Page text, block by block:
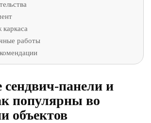
работы
сендвич-панели и
популярны во
объектов